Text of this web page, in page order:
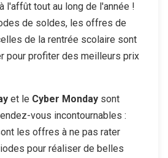
l'affût tout au long de l'année !
de soldes, les offres de
de la rentrée scolaire sont
pour profiter des meilleurs prix
et le Cyber Monday sont
vous incontournables :
les offres à ne pas rater
pour réaliser de belles